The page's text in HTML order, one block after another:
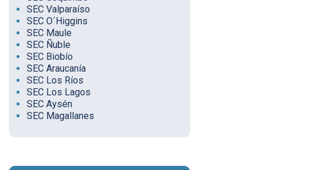
SEC Valparaíso
SEC O´Higgins
SEC Maule
SEC Ñuble
SEC Biobío
SEC Araucanía
SEC Los Ríos
SEC Los Lagos
SEC Aysén
SEC Magallanes